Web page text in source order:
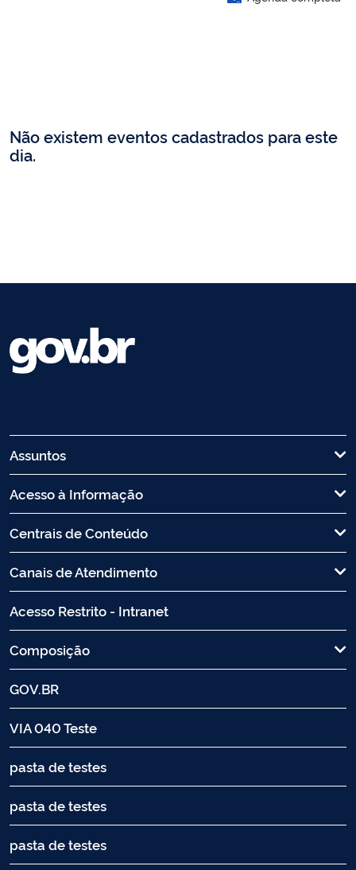
Não existem eventos cadastrados para este
dia.
Assuntos
Acesso à Informação
Centrais de Conteúdo
Canais de Atendimento
Acesso Restrito - Intranet
Composição
GOV.BR
VIA 040 Teste
pasta de testes
pasta de testes
pasta de testes